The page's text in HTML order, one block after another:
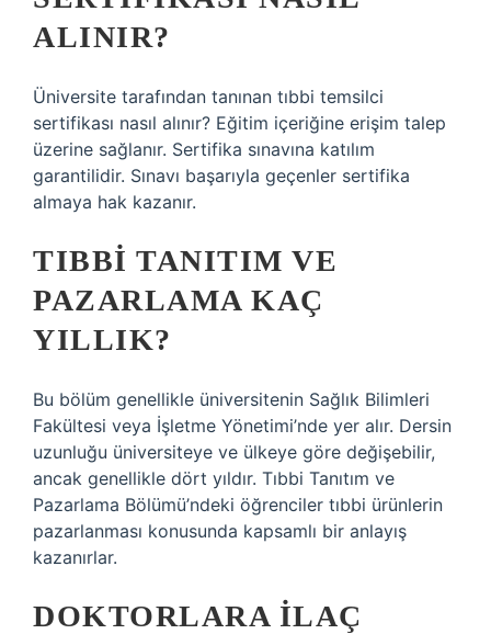
ALINIR?
Üniversite tarafından tanınan tıbbi temsilci
sertifikası nasıl alınır? Eğitim içeriğine erişim talep
üzerine sağlanır. Sertifika sınavına katılım
garantilidir. Sınavı başarıyla geçenler sertifika
almaya hak kazanır.
TIBBI TANITIM VE
PAZARLAMA KAÇ
YILLIK?
Bu bölüm genellikle üniversitenin Sağlık Bilimleri
Fakültesi veya İşletme Yönetimi’nde yer alır. Dersin
uzunluğu üniversiteye ve ülkeye göre değişebilir,
ancak genellikle dört yıldır. Tıbbi Tanıtım ve
Pazarlama Bölümü’ndeki öğrenciler tıbbi ürünlerin
pazarlanması konusunda kapsamlı bir anlayış
kazanırlar.
DOKTORLARA ILAÇ